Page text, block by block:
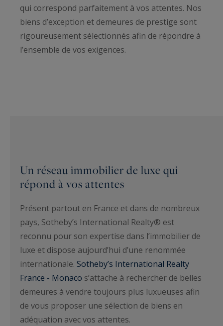
qui correspond parfaitement à vos attentes. Nos
biens d’exception et demeures de prestige sont
rigoureusement sélectionnés afin de répondre à
l’ensemble de vos exigences.
Un réseau immobilier de luxe qui
répond à vos attentes
Présent partout en France et dans de nombreux
pays, Sotheby’s International Realty® est
reconnu pour son expertise dans l’immobilier de
luxe et dispose aujourd’hui d’une renommée
internationale. Sotheby’s International Realty
France - Monaco s’attache à rechercher de belles
demeures à vendre toujours plus luxueuses afin
de vous proposer une sélection de biens en
adéquation avec vos attentes.